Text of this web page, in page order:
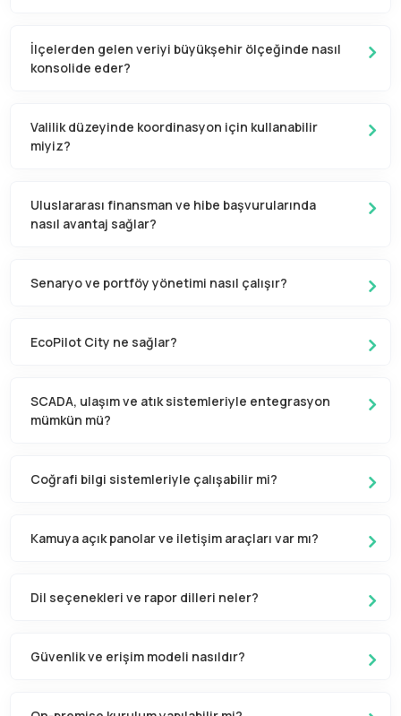
İlçelerden gelen veriyi büyükşehir ölçeğinde nasıl
konsolide eder?
Valilik düzeyinde koordinasyon için kullanabilir
miyiz?
Uluslararası finansman ve hibe başvurularında
nasıl avantaj sağlar?
Senaryo ve portföy yönetimi nasıl çalışır?
EcoPilot City ne sağlar?
SCADA, ulaşım ve atık sistemleriyle entegrasyon
mümkün mü?
Coğrafi bilgi sistemleriyle çalışabilir mi?
Kamuya açık panolar ve iletişim araçları var mı?
Dil seçenekleri ve rapor dilleri neler?
Güvenlik ve erişim modeli nasıldır?